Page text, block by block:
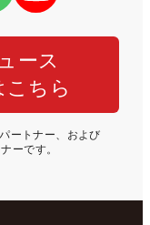
ース
こちら
ートナー、および
ーです。